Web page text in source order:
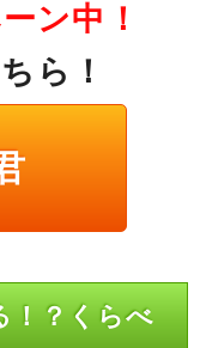
ン中！
ら！
！？くらべ